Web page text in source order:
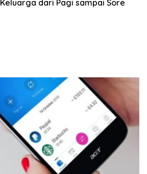
Keluarga dari Pagi sampai Sore